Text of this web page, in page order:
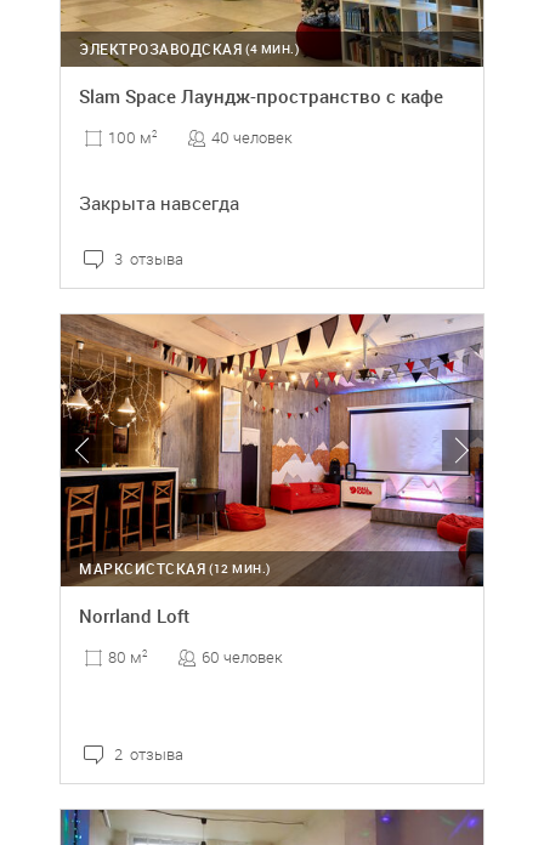
(4 МИН.)
ЭЛЕКТРОЗАВОДСКАЯ
Slam Space Лаундж-пространство с кафе
100 м2 40 человек
Закрыта навсегда
3 отзыва
(12 МИН.)
МАРКСИСТСКАЯ
Norrland Loft
80 м2 60 человек
2 отзыва